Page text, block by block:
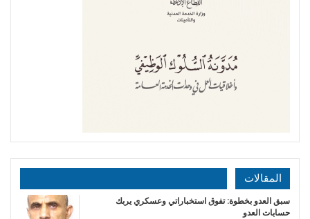
المقالات
سبق العدو بخطوة: تفوق استخباراتي وعسكري يربك
حسابات العدو